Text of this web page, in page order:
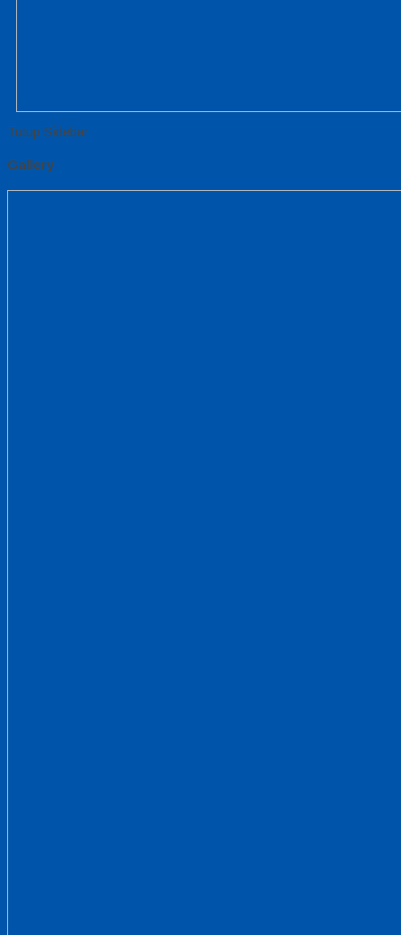
Tutup Sidebar
Gallery